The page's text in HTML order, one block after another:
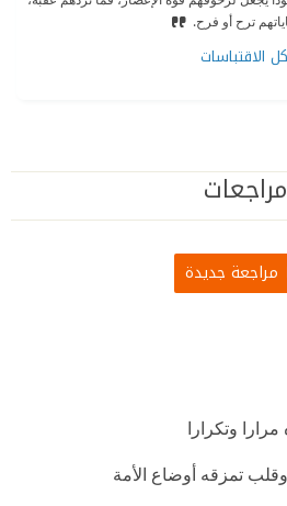
ترح أو فرح.
كل الاقتباسات
مراجعات
مراجعة جديدة
وتكرارا
تمزقه أوضاع الأمة